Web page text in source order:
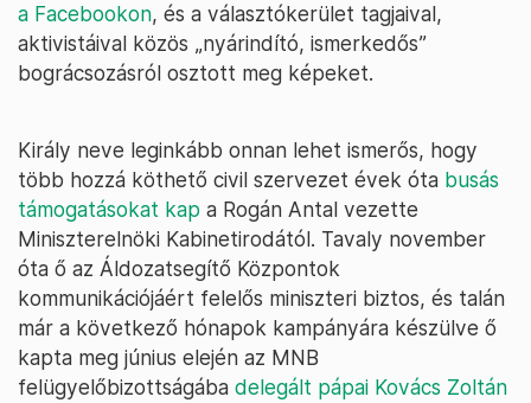
a Facebookon, és a választókerület tagjaival,
aktivistáival közös „nyárindító, ismerkedős”
bográcsozásról osztott meg képeket.
Király neve leginkább onnan lehet ismerős, hogy
több hozzá köthető civil szervezet évek óta busás
támogatásokat kap a Rogán Antal vezette
Miniszterelnöki Kabinetirodától. Tavaly november
óta ő az Áldozatsegítő Központok
kommunikációjáért felelős miniszteri biztos, és talán
már a következő hónapok kampányára készülve ő
kapta meg június elején az MNB
felügyelőbizottságába delegált pápai Kovács Zoltán